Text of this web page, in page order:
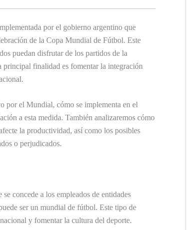
por el gobierno argentino que
de la Copa Mundial de Fútbol. Este
puedan disfrutar de los partidos de la
principal finalidad es fomentar la integración
por el Mundial, cómo se implementa en el
a esta medida. También analizaremos cómo
la productividad, así como los posibles
o perjudicados.
se concede a los empleados de entidades
ser un mundial de fútbol. Este tipo de
y fomentar la cultura del deporte.